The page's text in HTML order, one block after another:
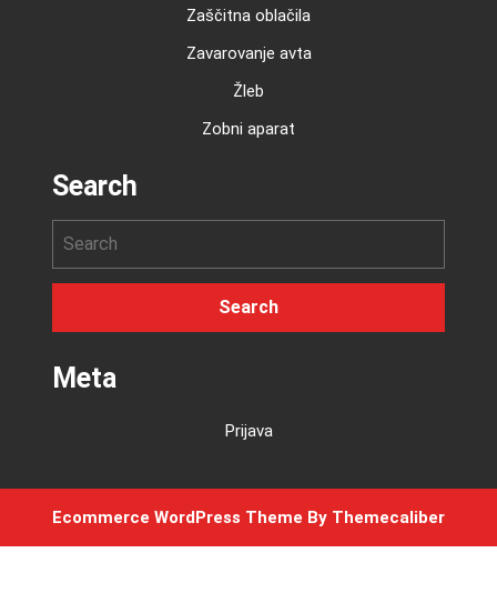
Zaščitna oblačila
Zavarovanje avta
Žleb
Zobni aparat
Search
Meta
Prijava
Ecommerce WordPress Theme By Themecaliber